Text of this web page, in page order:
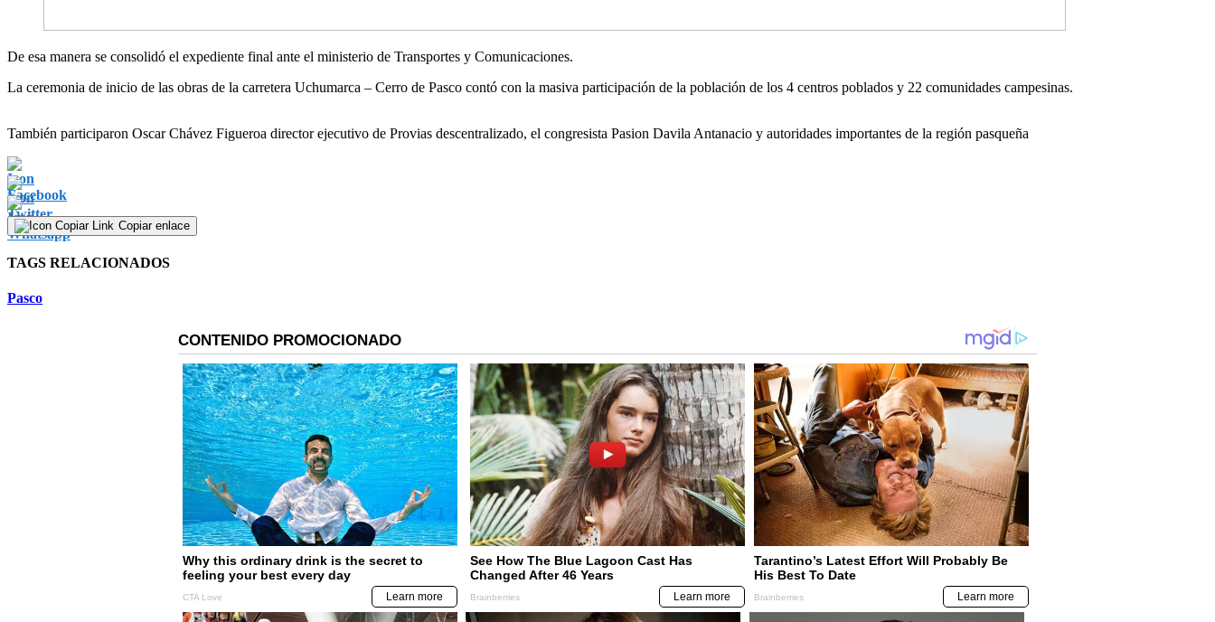
De esa manera se consolidó el expediente final ante el ministerio de Transportes y Comunicaciones.
La ceremonia de inicio de las obras de la carretera Uchumarca – Cerro de Pasco contó con la masiva participación de la población de los 4 centros poblados y 22 comunidades campesinas.
También participaron Oscar Chávez Figueroa director ejecutivo de Provias descentralizado, el congresista Pasion Davila Antanacio y autoridades importantes de la región pasqueña
Copiar enlace
TAGS RELACIONADOS
Pasco